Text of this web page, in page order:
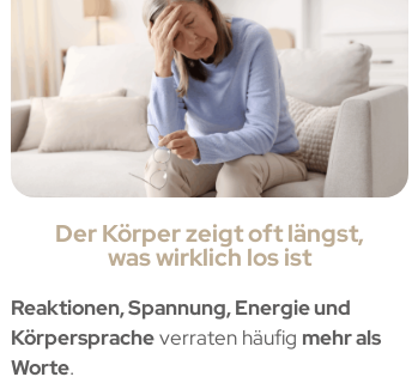
Der Körper zeigt oft längst,
was wirklich los ist
Reaktionen, Spannung, Energie und
Körperspracheverraten häufig mehr als
Worte.